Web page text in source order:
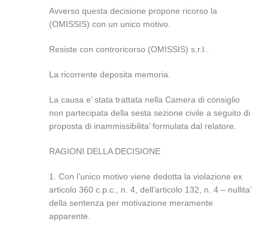
Avverso questa decisione propone ricorso la
(OMISSIS) con un unico motivo.
Resiste con controricorso (OMISSIS) s.r.l..
La ricorrente deposita memoria.
La causa e’ stata trattata nella Camera di consiglio
non partecipata della sesta sezione civile a seguito di
proposta di inammissibilita’ formulata dal relatore.
RAGIONI DELLA DECISIONE
1. Con l’unico motivo viene dedotta la violazione ex
articolo 360 c.p.c., n. 4, dell’articolo 132, n. 4 – nullita’
della sentenza per motivazione meramente
apparente.